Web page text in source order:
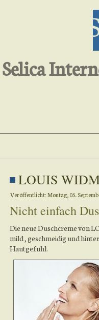
Selica
LOUIS
Veröffentlicht: Montag, 05.
Nicht einfach
Die neue Duschcreme von
mild , geschmeidig und
Hautgefühl.